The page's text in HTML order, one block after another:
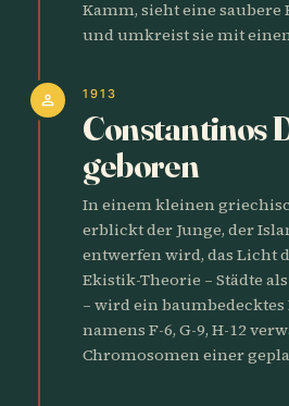
Kamm, sieht eine saubere
und umkreist sie mit
person 1913
Constantinos
geboren
In einem kleinen
erblickt der Junge, der
entwerfen wird, das Licht
Ekistik-Theorie – Städte
– wird ein
namens F-6, G-9, H-12
Chromosomen einer